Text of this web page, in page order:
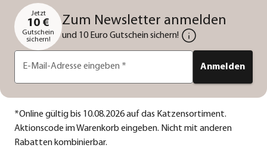
Jetzt
10 €
Gutschein
sichern!
Zum Newsletter anmelden
und 10 Euro Gutschein sichern!
E-Mail-Adresse eingeben * Anmelden
*Online gültig bis 10.08.2026 auf das Katzensortiment.
Aktionscode im Warenkorb eingeben. Nicht mit anderen
Rabatten kombinierbar.